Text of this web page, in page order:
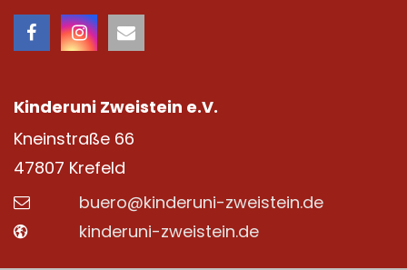
Kinderuni Zweistein e.V.
Kneinstraße 66
47807 Krefeld
buero@kinderuni-zweistein.de
kinderuni-zweistein.de